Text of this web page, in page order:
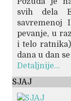
svih dela
pevanje, u
i telo
dana u dan
Detaljnije...
SJAJ